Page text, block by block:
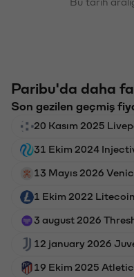
Paribu'da daha
Son gezilen geçmiş
20 Kasım 2025
31 Ekim 2024
13 Mayıs 2026
1 Ekim 2022
3 august 2026
12 january 2026
19 Ekim 2025